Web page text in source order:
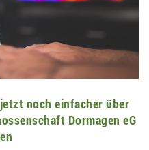
noch einfacher über
Dormagen eG